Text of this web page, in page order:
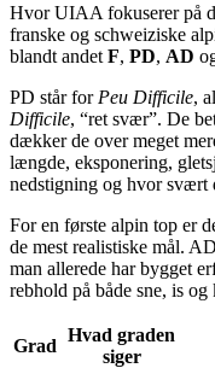
Hvor UIAA fokuserer på
franske og schweiziske
blandt andet F, PD, AD
PD står for Peu Difficile,
Difficile, “ret svær”. De
dækker de over meget
længde, eksponering,
nedstigning og hvor svært
For en første alpin top er
de mest realistiske mål.
man allerede har bygget
rebhold på både sne, is og
Grad
Hvad graden
siger